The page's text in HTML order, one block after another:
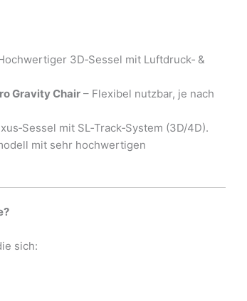
3D‑Sessel mit Luftdruck‑ &
Gravity Chair – Flexibel nutzbar, je nach
mit SL‑Track‑System (3D/4D).
mit sehr hochwertigen
sich: